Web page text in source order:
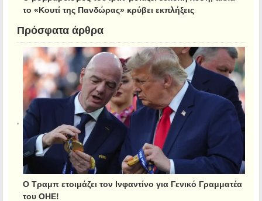
το «Κουτί της Πανδώρας» κρύβει εκπλήξεις
Πρόσφατα άρθρα
Ο Τραμπ ετοιμάζει τον Ινφαντίνο για Γενικό Γραμματέα
του ΟΗΕ!